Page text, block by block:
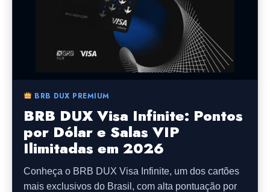
BRB DUX PREMIUM
BRB DUX Visa Infinite: Pontos
por Dólar e Salas VIP
Ilimitadas em 2026
Conheça o BRB DUX Visa Infinite, um dos cartões
mais exclusivos do Brasil, com alta pontuação por